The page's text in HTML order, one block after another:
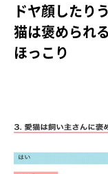
ドヤ顔したり
猫は褒められ
ほっこり